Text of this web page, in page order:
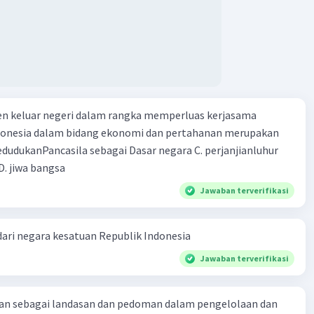
tanah air Indonesia. Hal ini mencakup rasa
memiliki identitas nasional yang kuat sebagai bagian
negara Indonesia.
dalam Kehidupan Sehari-hari
bagaimana bela negara tidak hanya terbatas pada
tetapi juga mencakup berbagai aspek kehidupan
melalui berbagai cara, seperti menjaga kebersihan
menghormati simbol-simbol negara, serta menghargai
budaya dan suku bangsa.
pemahaman tentang kewajiban wajib militer
keluar negeri dalam rangka memperluas kerjasama
dalam bidang ekonomi dan pertahanan merupakan
sebagai Dasar negara C. perjanjianluhur
jiwa bangsa
Jawaban terverifikasi
negara kesatuan Republik Indonesia
Jawaban terverifikasi
sebagai landasan dan pedoman dalam pengelolaan dan